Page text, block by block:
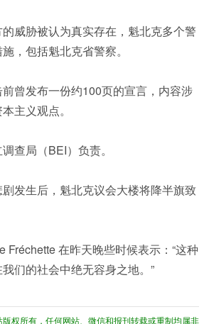
威胁被认为真实存在，魁北克多个警
，包括魁北克省警察。
曾发布一份约100页的宣言，内容涉
主义观点。
查局（BEI）负责。
发生后，魁北克议会大楼将降半旗致
Fréchette 在昨天晚些时候表示：“这种
们的社会中绝无容身之地。”
权所有，任何网站、微信和报刊转载或重制均属非